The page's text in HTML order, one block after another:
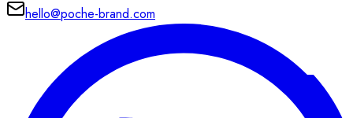
hello@poche-brand.com